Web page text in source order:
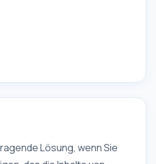
Lösung, wenn Sie